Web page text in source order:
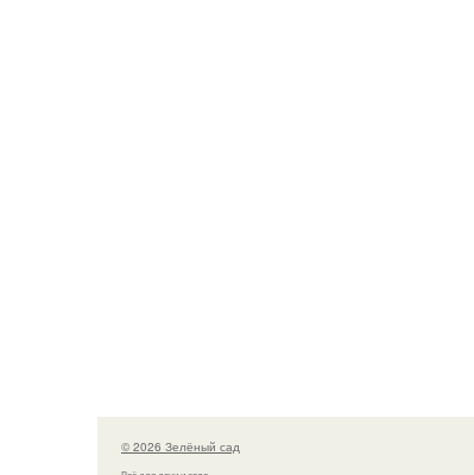
© 2026 Зелёный сад